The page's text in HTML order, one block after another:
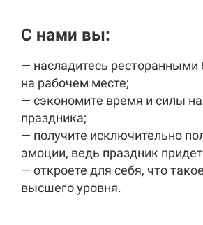
C нами вы:
— насладитесь
на рабочем месте;
— сэкономите время и силы на
праздника;
— получите исключительно
эмоции, ведь праздник
— откроете для себя, что
высшего уровня.